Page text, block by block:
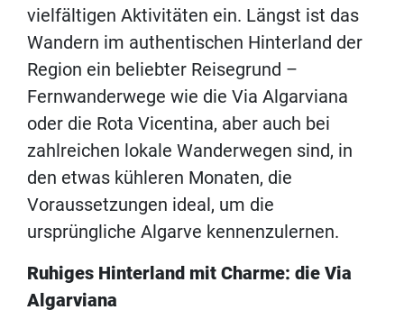
vielfältigen Aktivitäten ein. Längst ist das
Wandern im authentischen Hinterland der
Region ein beliebter Reisegrund –
Fernwanderwege wie die Via Algarviana
oder die Rota Vicentina, aber auch bei
zahlreichen lokale Wanderwegen sind, in
den etwas kühleren Monaten, die
Voraussetzungen ideal, um die
ursprüngliche Algarve kennenzulernen.
Ruhiges Hinterland mit Charme: die Via
Algarviana